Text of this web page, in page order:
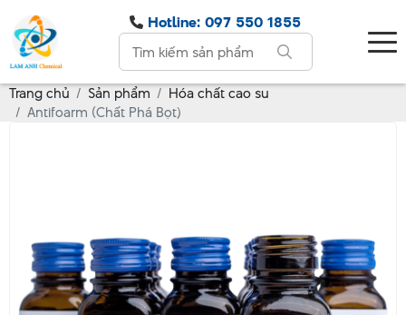
Hotline: 097 550 1855
Trang chủ Sản phẩm
Hóa chất cao su
Antifoarm (Chất Phá Bọt)